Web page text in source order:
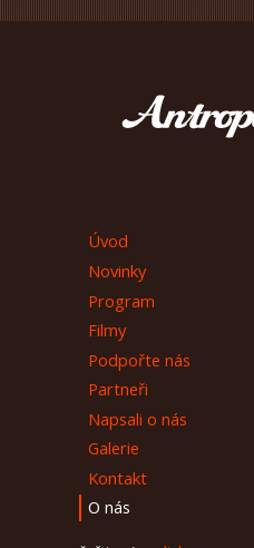
Úvod
Novinky
Program
Filmy
Podpořte nás
Partneři
Napsali o nás
Galerie
Kontakt
O nás